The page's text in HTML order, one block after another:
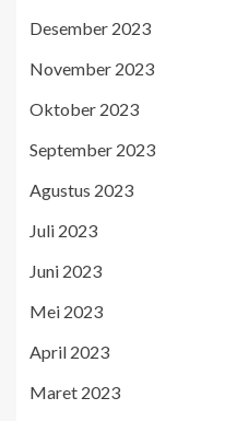
Desember 2023
November 2023
Oktober 2023
September 2023
Agustus 2023
Juli 2023
Juni 2023
Mei 2023
April 2023
Maret 2023